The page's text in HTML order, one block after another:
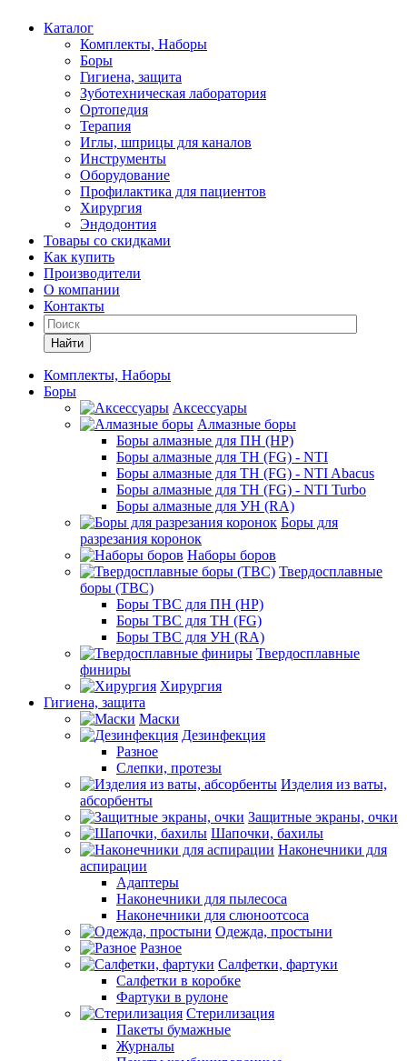
Каталог
Комплекты, Наборы
Боры
Гигиена, защита
Зуботехническая лаборатория
Ортопедия
Терапия
Иглы, шприцы для каналов
Инструменты
Оборудование
Профилактика для пациентов
Хирургия
Эндодонтия
Товары со скидками
Как купить
Производители
О компании
Контакты
Найти
Комплекты, Наборы
Боры
Аксессуары
Алмазные боры
Боры алмазные для ПН (HP)
Боры алмазные для ТН (FG) - NTI
Боры алмазные для ТН (FG) - NTI Abacus
Боры алмазные для ТН (FG) - NTI Turbo
Боры алмазные для УН (RA)
Боры для
разрезания коронок
Наборы боров
Твердосплавные
боры (ТВС)
Боры ТВС для ПН (HP)
Боры ТВС для ТН (FG)
Боры ТВС для УН (RA)
Твердосплавные
финиры
Хирургия
Гигиена, защита
Маски
Дезинфекция
Разное
Слепки, протезы
Изделия из ваты,
абсорбенты
Защитные экраны, очки
Шапочки, бахилы
Наконечники для
аспирации
Адаптеры
Наконечники для пылесоса
Наконечники для слюноотсоса
Одежда, простыни
Разное
Салфетки, фартуки
Салфетки в коробке
Фартуки в рулоне
Стерилизация
Пакеты бумажные
Журналы